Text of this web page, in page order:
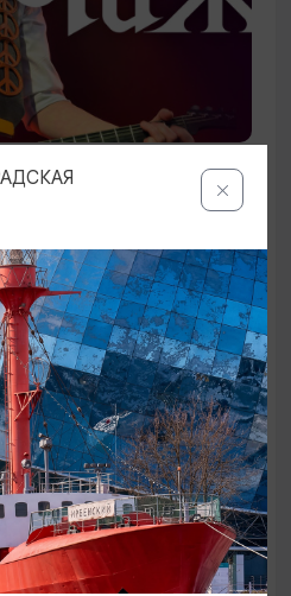
«Янтарь-холл»
КАРТА